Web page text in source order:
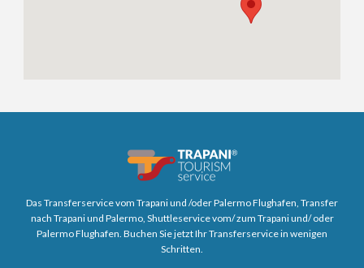
Das Transferservice vom Trapani und /oder Palermo Flughafen, Transfer
nach Trapani und Palermo, Shuttleservice vom/ zum Trapani und/ oder
Palermo Flughafen. Buchen Sie jetzt Ihr Transferservice in wenigen
Schritten.